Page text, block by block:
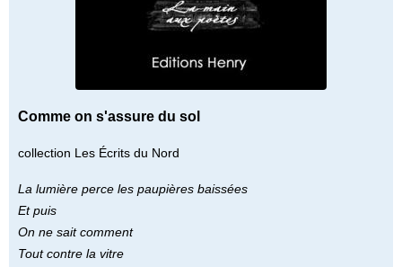
Comme on s'assure du sol
collection Les Écrits du Nord
La lumière perce les paupières baissées
Et puis
On ne sait comment
Tout contre la vitre